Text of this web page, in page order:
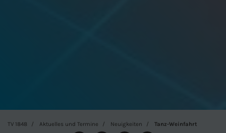
TV 1848 Aktuelles und Termine Neuigkeiten Tanz-Weinfahrt